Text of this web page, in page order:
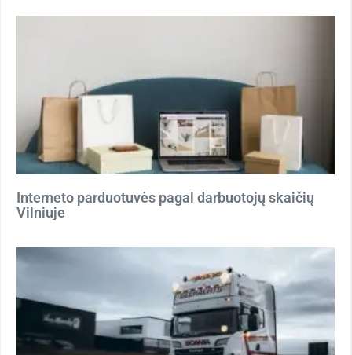
Interneto parduotuvės pagal darbuotojų skaičių
Vilniuje